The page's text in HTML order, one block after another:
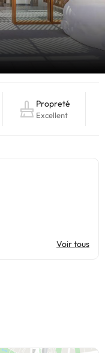
Propreté
Excellent
Voir tous